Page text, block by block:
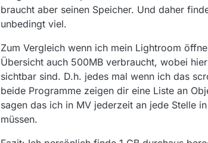
braucht aber seinen Speicher. Und daher
unbedingt viel.
Zum Vergleich wenn ich mein Lightroom
Übersicht auch 500MB verbraucht, wobei
sichtbar sind. D.h. jedes mal wenn ich das
beide Programme zeigen dir eine Liste an
sagen das ich in MV jederzeit an jede Stelle
müssen.